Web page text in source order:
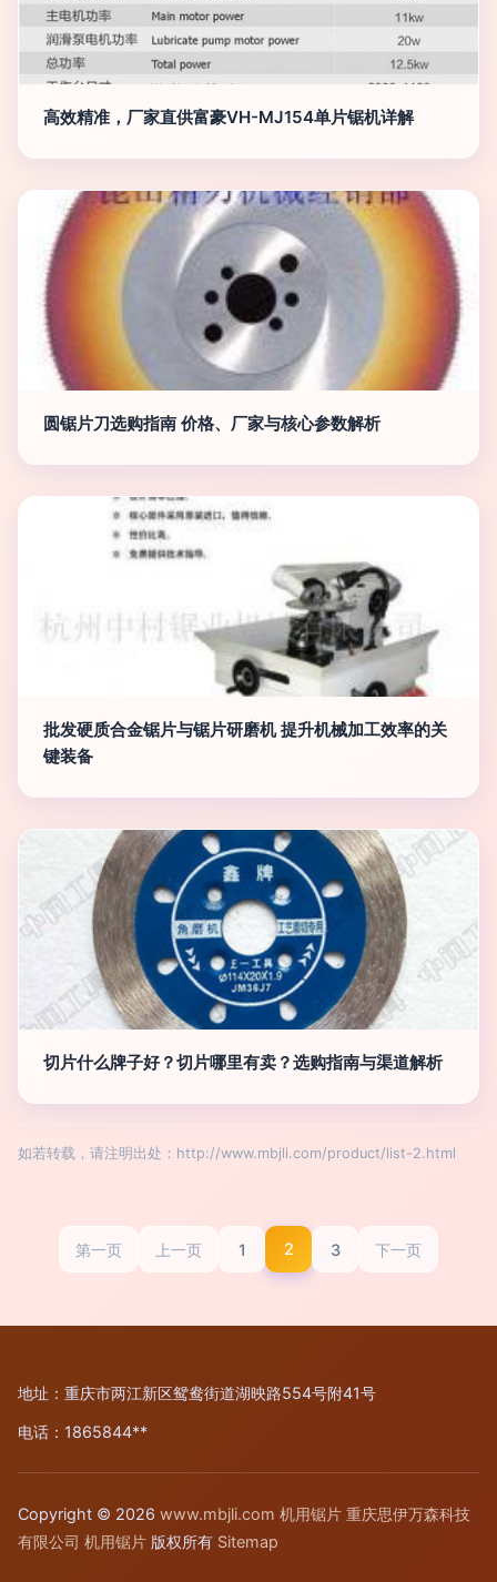
高效精准，厂家直供富豪VH-MJ154单片锯机详解
圆锯片刀选购指南 价格、厂家与核心参数解析
批发硬质合金锯片与锯片研磨机 提升机械加工效率的关
键装备
切片什么牌子好？切片哪里有卖？选购指南与渠道解析
如若转载，请注明出处：http://www.mbjli.com/product/list-2.html
第一页 上一页 1 2 3 下一页
地址：重庆市两江新区鸳鸯街道湖映路554号附41号
电话：1865844**
Copyright © 2026 www.mbjli.com 机用锯片 重庆思伊万森科技
有限公司 机用锯片 版权所有 Sitemap